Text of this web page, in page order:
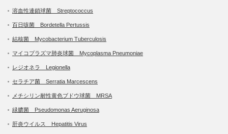
溶血性連鎖球菌 Streptococcus
百日咳菌 Bordetella Pertussis
結核菌 Mycobacterium Tuberculosis
マイコプラズマ肺炎球菌 Mycoplasma Pneumoniae
レジオネラ Legionella
セラチア菌 Serratia Marcescens
メチシリン耐性黄色ブドウ球菌 MRSA
緑膿菌 Pseudomonas Aeruginosa
肝炎ウイルス Hepatitis Virus